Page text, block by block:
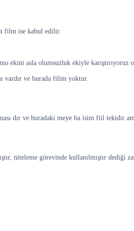
film ise kabul edilir.
ekini asla olumsuzluk ekiyle karıştırıyoruz
vardır ve burada filim yoktur.
dır ve buradaki meye ba isim fiil tekidir
niteleme görevinde kullanılmıştır dediği